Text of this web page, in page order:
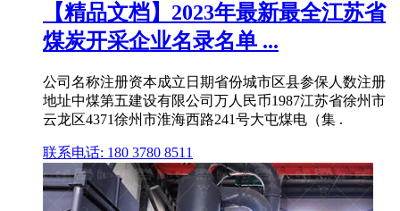
【精品文档】2023年最新最全江苏省
煤炭开采企业名录名单 ...
公司名称注册资本成立日期省份城市区县参保人数注册
地址中煤第五建设有限公司万人民币1987江苏省徐州市
云龙区4371徐州市淮海西路241号大屯煤电（集 .
联系电话: 180 3780 8511